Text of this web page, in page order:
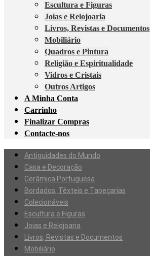
Escultura e Figuras
Joias e Relojoaria
Livros, Revistas e Documentos
Mobiliário
Quadros e Pintura
Religião e Espiritualidade
Vidros e Cristais
Outros Artigos
A Minha Conta
Carrinho
Finalizar Compras
Contacte-nos
Antiguidades do Mundo
Casa e Decoração
Cerâmica Portuguesa
Bordados, Têxteis e Tapeçarias
Colecionáveis
Escultura e Figuras
Joias e Relojoaria
Livros, Revistas e Documentos
Mobiliário